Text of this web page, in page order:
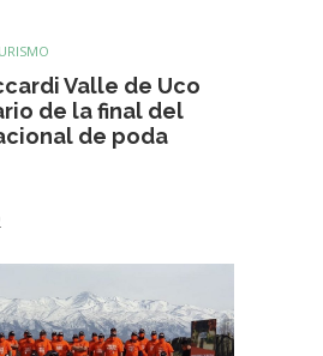
Valle de Uco
de la final del
de poda